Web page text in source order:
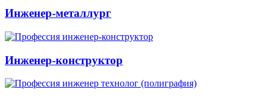
Инженер-металлург
Инженер-конструктор